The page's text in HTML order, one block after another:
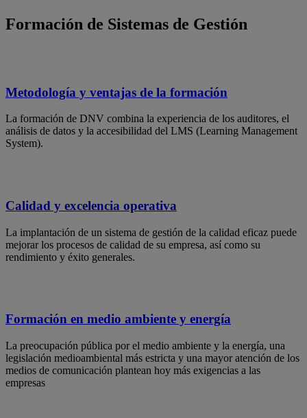
Formación de Sistemas de Gestión
Metodología y ventajas de la formación
La formación de DNV combina la experiencia de los auditores, el
análisis de datos y la accesibilidad del LMS (Learning Management
System).
Calidad y excelencia operativa
La implantación de un sistema de gestión de la calidad eficaz puede
mejorar los procesos de calidad de su empresa, así como su
rendimiento y éxito generales.
Formación en medio ambiente y energía
La preocupación pública por el medio ambiente y la energía, una
legislación medioambiental más estricta y una mayor atención de los
medios de comunicación plantean hoy más exigencias a las
empresas